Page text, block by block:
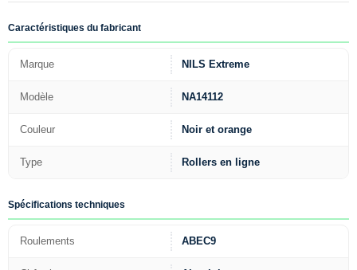
Caractéristiques du fabricant
Marque NILS Extreme
Modèle NA14112
Couleur Noir et orange
Type Rollers en ligne
Spécifications techniques
Roulements ABEC9